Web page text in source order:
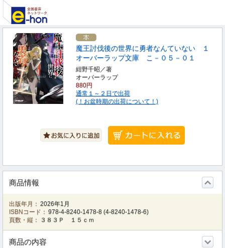
魔王討伐後の世界に勇者なんていない １
オーバーラップ文庫 こ－０５－０１
紺野千昭／著
オーバーラップ
880円
通常１～２日で出荷
(！お盆時期の出荷について！)
商品情報
出版年月： 2026年1月
ISBNコード： 978-4-8240-1478-8 (4-8240-1478-6)
頁数・縦：
３８３Ｐ １５ｃｍ
商品の内容